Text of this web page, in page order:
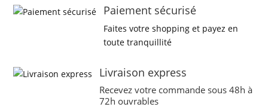
Paiement sécurisé
Faites votre shopping et payez en
toute tranquillité
Livraison express
Recevez votre commande sous 48h à
72h ouvrables